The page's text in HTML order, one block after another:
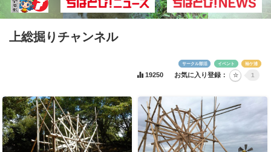
上総掘りチャンネル
サークル部活 イベント 袖ケ浦
19250 お気に入り登録： 1